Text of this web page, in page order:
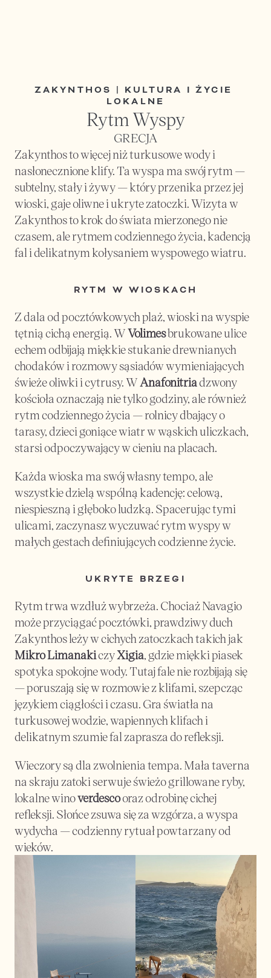
ZAKYNTHOS | KULTURA I ŻYCIE
LOKALNE
Rytm Wyspy
GRECJA
Zakynthos to więcej niż turkusowe wody i
nasłonecznione klify. Ta wyspa ma swój rytm —
subtelny, stały i żywy — który przenika przez jej
wioski, gaje oliwne i ukryte zatoczki. Wizyta w
Zakynthos to krok do świata mierzonego nie
czasem, ale rytmem codziennego życia, kadencją
fal i delikatnym kołysaniem wyspowego wiatru.
RYTM W WIOSKACH
Z dala od pocztówkowych plaż, wioski na wyspie
tętnią cichą energią. W Volimes brukowane ulice
echem odbijają miękkie stukanie drewnianych
chodaków i rozmowy sąsiadów wymieniających
świeże oliwki i cytrusy. W Anafonitria dzwony
kościoła oznaczają nie tylko godziny, ale również
rytm codziennego życia — rolnicy dbający o
tarasy, dzieci goniące wiatr w wąskich uliczkach,
starsi odpoczywający w cieniu na placach.
Każda wioska ma swój własny tempo, ale
wszystkie dzielą wspólną kadencję: celową,
niespieszną i głęboko ludzką. Spacerując tymi
ulicami, zaczynasz wyczuwać rytm wyspy w
małych gestach definiujących codzienne życie.
UKRYTE BRZEGI
Rytm trwa wzdłuż wybrzeża. Chociaż Navagio
może przyciągać pocztówki, prawdziwy duch
Mikro Limanaki czy Xigia, gdzie miękki piasek
spotyka spokojne wody. Tutaj fale nie rozbijają się
— poruszają się w rozmowie z klifami, szepcząc
językiem ciągłości i czasu. Gra światła na
turkusowej wodzie, wapiennych klifach i
delikatnym szumie fal zaprasza do refleksji.
Wieczory są dla zwolnienia tempa. Mała taverna
na skraju zatoki serwuje świeżo grillowane ryby,
lokalne wino verdesco oraz odrobinę cichej
refleksji. Słońce zsuwa się za wzgórza, a wyspa
wydycha — codzienny rytuał powtarzany od
wieków.